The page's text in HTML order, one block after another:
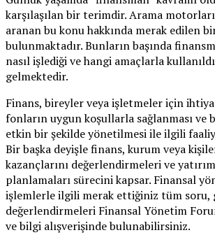
karşılaşılan bir terimdir. Arama
aranan bu konu hakkında merak edilen
bulunmaktadır. Bunların başında
nasıl işlediği ve hangi amaçlarla
gelmektedir.
Finans, bireyler veya işletmeler için
fonların uygun koşullarla sağlanması ve
etkin bir şekilde yönetilmesi ile ilgili
Bir başka deyişle finans, kurum veya
kazançlarını değerlendirmeleri ve
planlamaları sürecini kapsar. Finansal
işlemlerle ilgili merak ettiğiniz tüm soru,
değerlendirmeleri Finansal Yönetim
ve bilgi alışverişinde bulunabilirsiniz.